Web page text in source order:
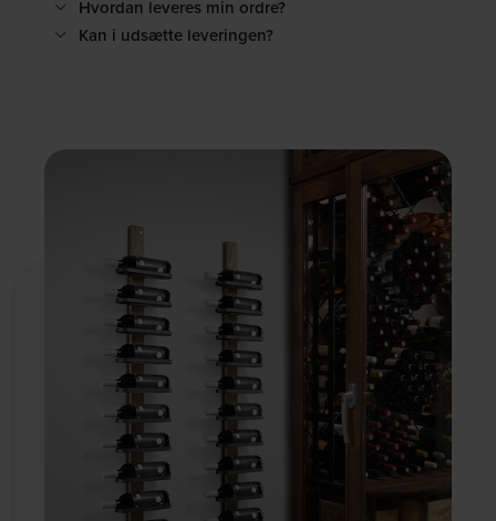
Hvordan leveres min ordre?
Kan i udsætte leveringen?